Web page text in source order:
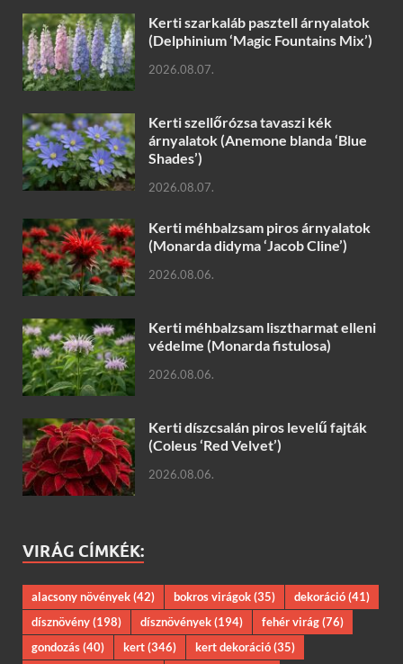
Kerti szarkaláb pasztell árnyalatok
(Delphinium ‘Magic Fountains Mix’)
2026.08.07.
Kerti szellőrózsa tavaszi kék
árnyalatok (Anemone blanda ‘Blue
Shades’)
2026.08.07.
Kerti méhbalzsam piros árnyalatok
(Monarda didyma ‘Jacob Cline’)
2026.08.06.
Kerti méhbalzsam lisztharmat elleni
védelme (Monarda fistulosa)
2026.08.06.
Kerti díszcsalán piros levelű fajták
(Coleus ‘Red Velvet’)
2026.08.06.
VIRÁG CÍMKÉK:
alacsony növények(42) bokros virágok(35) dekoráció(41)
dísznövény(198) dísznövények(194) fehér virág(76)
gondozás(40) kert(346) kert dekoráció(35)